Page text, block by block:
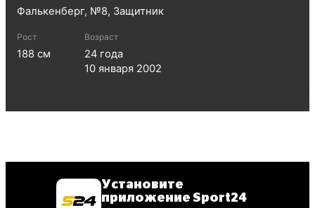
Фалькенберг, №8, Защитник
Рост
188 см
Возраст
24 года
10 января 2002
Установите
приложение Sport24